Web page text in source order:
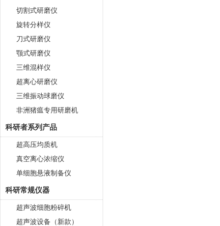
切割式研磨仪
旋转分样仪
刀式研磨仪
颚式研磨仪
三维混样仪
超离心研磨仪
三维振动球磨仪
非洲猪瘟专用研磨机
科研者系列产品
超高压均质机
真空离心浓缩仪
单细胞悬液制备仪
科研常规仪器
超声波细胞粉碎机
超声波设备（新款）